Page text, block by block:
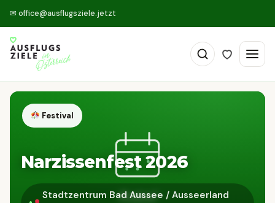
✉ office@ausflugsziele.jetzt
Festival
Narzissenfest 2026
Stadtzentrum Bad Aussee / Ausseerland